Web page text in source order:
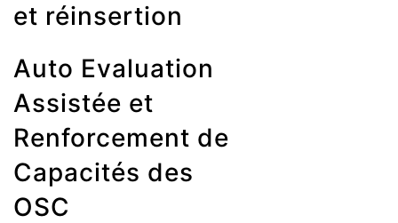
et réinsertion
Auto Evaluation
Assistée et
Renforcement de
Capacités des
OSC